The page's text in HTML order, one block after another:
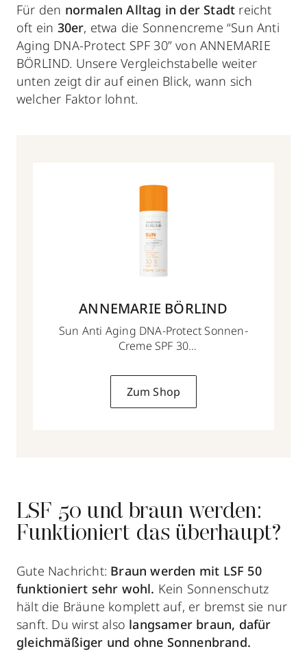
Für den normalen Alltag in der Stadt reicht
oft ein 30er, etwa die Sonnencreme “Sun Anti
Aging DNA-Protect SPF 30” von ANNEMARIE
BÖRLIND. Unsere Vergleichstabelle weiter
unten zeigt dir auf einen Blick, wann sich
welcher Faktor lohnt.
ANNEMARIE BÖRLIND
Sun Anti Aging DNA-Protect Sonnen-
Creme SPF 30
Zum Shop
LSF 50 und braun werden:
Funktioniert das überhaupt?
Gute Nachricht: Braun werden mit LSF 50
funktioniert sehr wohl. Kein Sonnenschutz
hält die Bräune komplett auf, er bremst sie nur
sanft. Du wirst also langsamer braun, dafür
gleichmäßiger und ohne Sonnenbrand.